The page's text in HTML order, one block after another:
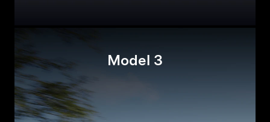
Model 3